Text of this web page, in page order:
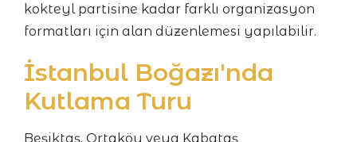
kokteyl partisine kadar farklı organizasyon
formatları için alan düzenlemesi yapılabilir.
İstanbul Boğazı'nda
Kutlama Turu
Beşiktaş, Ortaköy veya Kabataş